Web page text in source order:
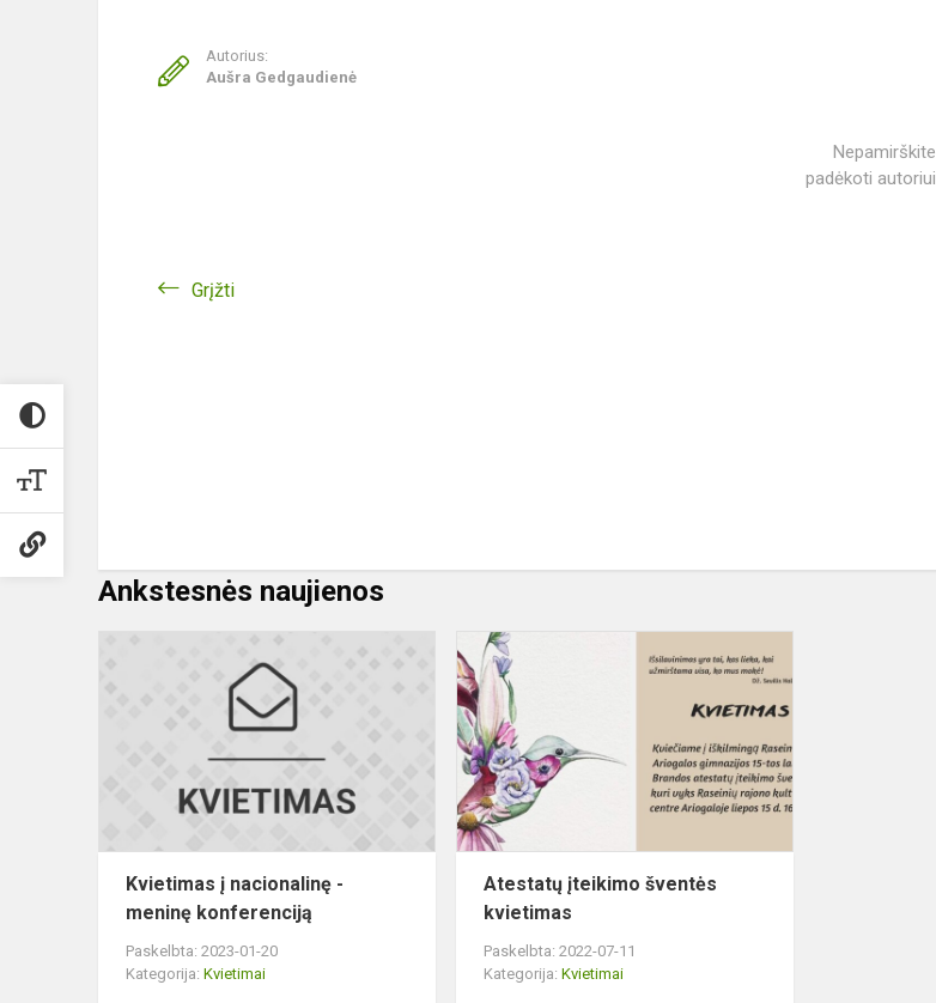
Autorius:
Aušra Gedgaudienė
Nepamirškite
padėkoti autoriui
Grįžti
Ankstesnės naujienos
Kvietimas
nacionalinę
meninę
konferenciją
Kvietimas į nacionalinę -
meninę konferenciją
Paskelbta: 2023-01-20
Kategorija: Kvietimai
įteikimo
Atestatų įteikimo šventės
kvietimas
Paskelbta: 2022-07-11
Kategorija:Kvietimai